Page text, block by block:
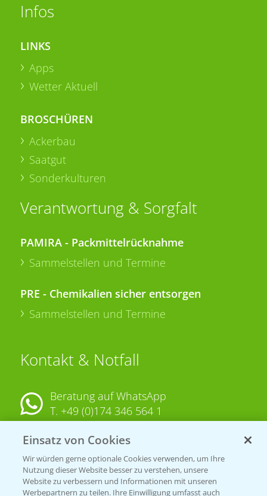
Infos
LINKS
Apps
Wetter Aktuell
BROSCHÜREN
Ackerbau
Saatgut
Sonderkulturen
Verantwortung & Sorgfalt
PAMIRA - Packmittelrücknahme
Sammelstellen und Termine
PRE - Chemikalien sicher entsorgen
Sammelstellen und Termine
Kontakt & Notfall
Beratung auf WhatsApp
T. +49 (0)174 346 564 1
KONTAKT
Hilfe in Notfällen
Einsatz von Cookies
Wir würden gerne optionale Cookies verwenden, um Ihre
Nutzung dieser Website besser zu verstehen, unsere
Website zu verbessern und Informationen mit unseren
Werbepartnern zu teilen. Ihre Einwilligung umfasst auch